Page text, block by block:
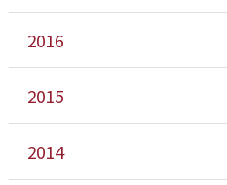
2016
2015
2014